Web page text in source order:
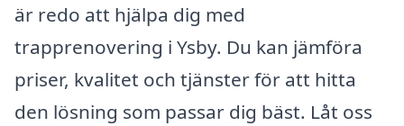
är redo att hjälpa dig med
trapprenovering i Ysby. Du kan jämföra
priser, kvalitet och tjänster för att hitta
den lösning som passar dig bäst. Låt oss